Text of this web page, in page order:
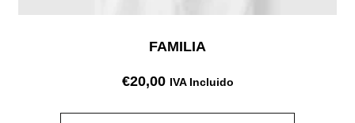
FAMILIA
€20,00 IVA Incluido